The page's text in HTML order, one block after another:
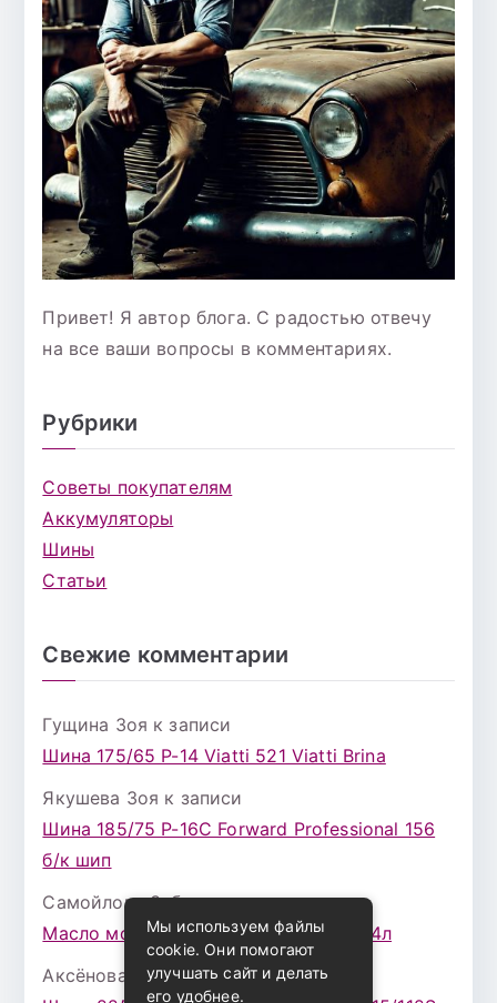
Привет! Я автор блога. С радостью отвечу
на все ваши вопросы в комментариях.
Рубрики
Советы покупателям
Аккумуляторы
Шины
Статьи
Свежие комментарии
Гущина Зоя к записи
Шина 175/65 Р-14 Viatti 521 Viatti Brina
Якушева Зоя к записи
Шина 185/75 Р-16С Forward Professional 156
б/к шип
Самойлова Забавак записи
Масло моторное ZIC X7 (A+) 10W30 4л
Аксёнова Адельк записи
Мы используем файлы
cookie. Они помогают
улучшать сайт и делать
его удобнее.